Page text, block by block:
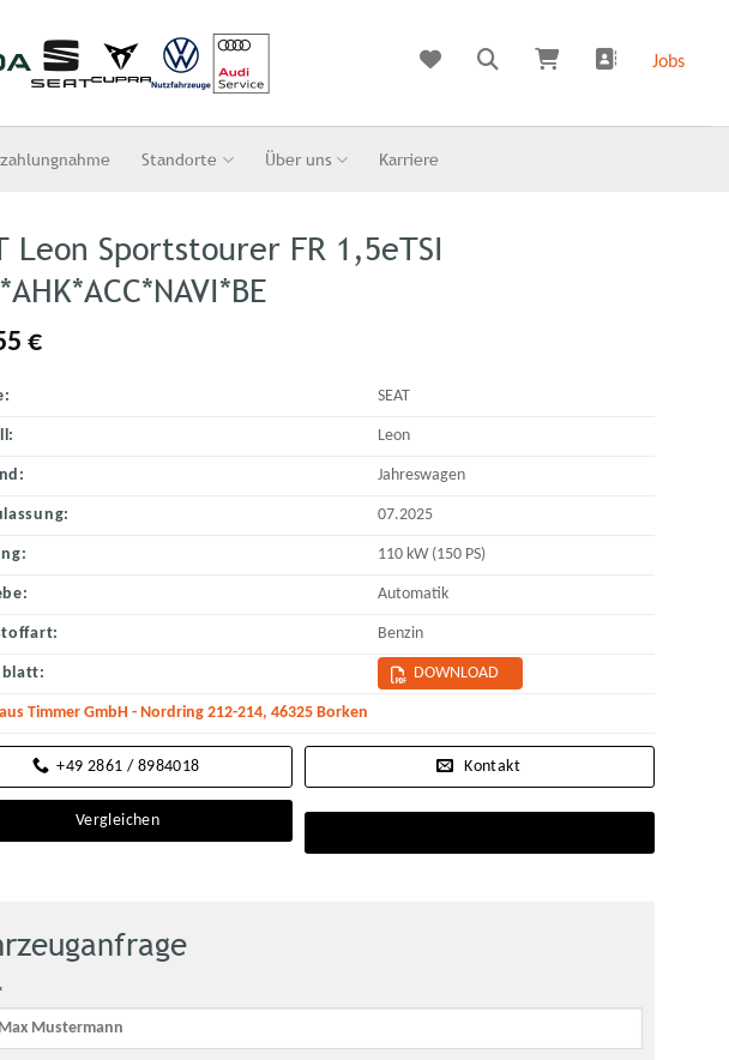
Jobs
Standorte Über uns Karriere
Leon Sportstourer FR 1,5eTSI
€
SEAT
Leon
Jahreswagen
07.2025
110 kW (150 PS)
Automatik
Benzin
DOWNLOAD
Timmer GmbH - Nordring 212-214, 46325 Borken
+49 2861 / 8984018 Kontakt
Vergleichen